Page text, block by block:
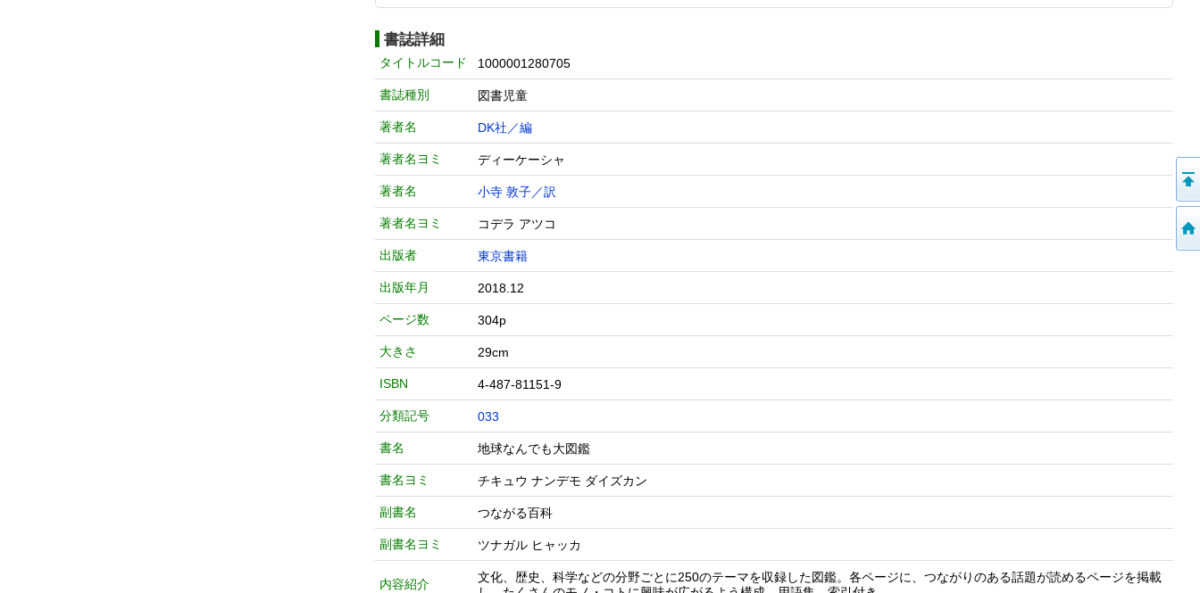
書誌詳細
タイトルコード 1000001280705
書誌種別 図書児童
著者名 DK社／編
著者名ヨミ ディーケーシャ
著者名 小寺 敦子／訳
著者名ヨミ コデラ アツコ
出版者 東京書籍
出版年月 2018.12
ページ数 304p
大きさ 29cm
ISBN 4-487-81151-9
分類記号 033
書名 地球なんでも大図鑑
書名ヨミ チキュウ ナンデモ ダイズカン
副書名 つながる百科
副書名ヨミ ツナガル ヒャッカ
内容紹介
文化、歴史、科学などの分野ごとに250のテーマを収録した図鑑。各ページに、つながりのある話題が読めるページを掲載